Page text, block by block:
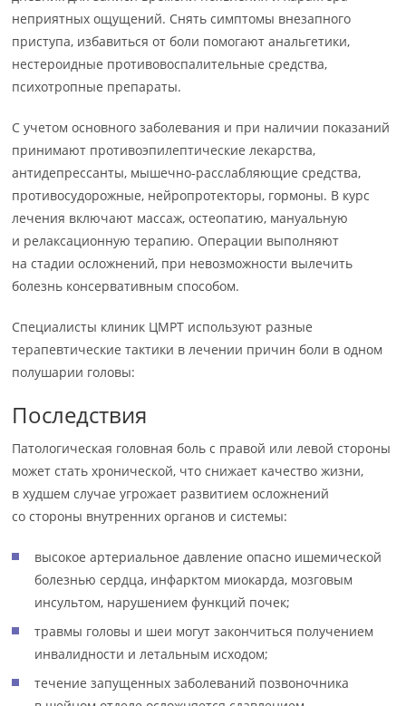
неприятных ощущений. Снять симптомы внезапного
приступа, избавиться от боли помогают анальгетики,
нестероидные противовоспалительные средства,
психотропные препараты.
С учетом основного заболевания и при наличии показаний
принимают противоэпилептические лекарства,
антидепрессанты, мышечно-расслабляющие средства,
противосудорожные, нейропротекторы, гормоны. В курс
лечения включают массаж, остеопатию, мануальную
и релаксационную терапию. Операции выполняют
на стадии осложнений, при невозможности вылечить
болезнь консервативным способом.
Специалисты клиник ЦМРТ используют разные
терапевтические тактики в лечении причин боли в одном
полушарии головы:
Последствия
Патологическая головная боль с правой или левой стороны
может стать хронической, что снижает качество жизни,
в худшем случае угрожает развитием осложнений
со стороны внутренних органов и системы:
высокое артериальное давление опасно ишемической
болезнью сердца, инфарктом миокарда, мозговым
инсультом, нарушением функций почек;
травмы головы и шеи могут закончиться получением
инвалидности и летальным исходом;
течение запущенных заболеваний позвоночника